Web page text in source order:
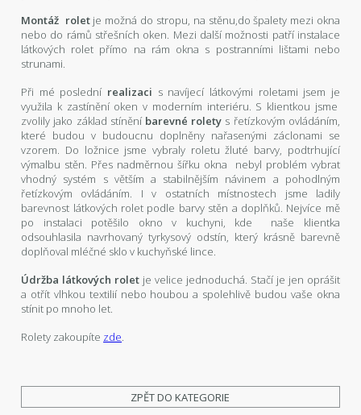
Montáž roletje možná do stropu, na stěnu,do špalety mezi okna
nebo do rámů střešních oken. Mezi další možnosti patří instalace
látkových rolet přímo na rám okna s postranními lištami nebo
strunami.
Při mé poslední realizaci s navíjecí látkovými roletami jsem je
využila k zastínění oken v moderním interiéru. S klientkou jsme
zvolily jako základ stínění barevné rolety s řetízkovým ovládáním,
které budou v budoucnu doplněny nařasenými záclonami se
vzorem. Do ložnice jsme vybraly roletu žluté barvy, podtrhující
výmalbu stěn. Přes nadměrnou šířku okna nebyl problém vybrat
vhodný systém s větším a stabilnějším návinem a pohodlným
řetízkovým ovládáním. I v ostatních místnostech jsme ladily
barevnost látkových rolet podle barvy stěn a doplňků. Nejvíce mě
po instalaci potěšilo okno v kuchyni, kde naše klientka
odsouhlasila navrhovaný tyrkysový odstín, který krásně barevně
doplňoval mléčné sklo v kuchyňské lince.
Údržba látkových rolet je velice jednoduchá. Stačí je jen oprášit
a otřít vlhkou textilií nebo houbou a spolehlivě budou vaše okna
stínit po mnoho let.
Rolety zakoupíte zde.
ZPĚT DO KATEGORIE